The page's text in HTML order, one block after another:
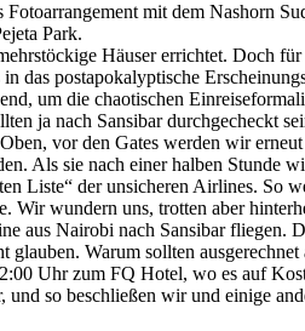
mit dem Nashorn
Park.
Häuser errichtet. Doch
das postapokalyptische
um die chaotischen
ja nach Sansibar durchgecheckt
vor den Gates werden wir
Als sie nach einer halben Stunde
Liste“ der unsicheren Airlines. So
wundern uns, trotten aber
aus Nairobi nach Sansibar fliegen.
Warum sollten
Uhr zum FQ Hotel, wo es auf
so beschließen wir und einige